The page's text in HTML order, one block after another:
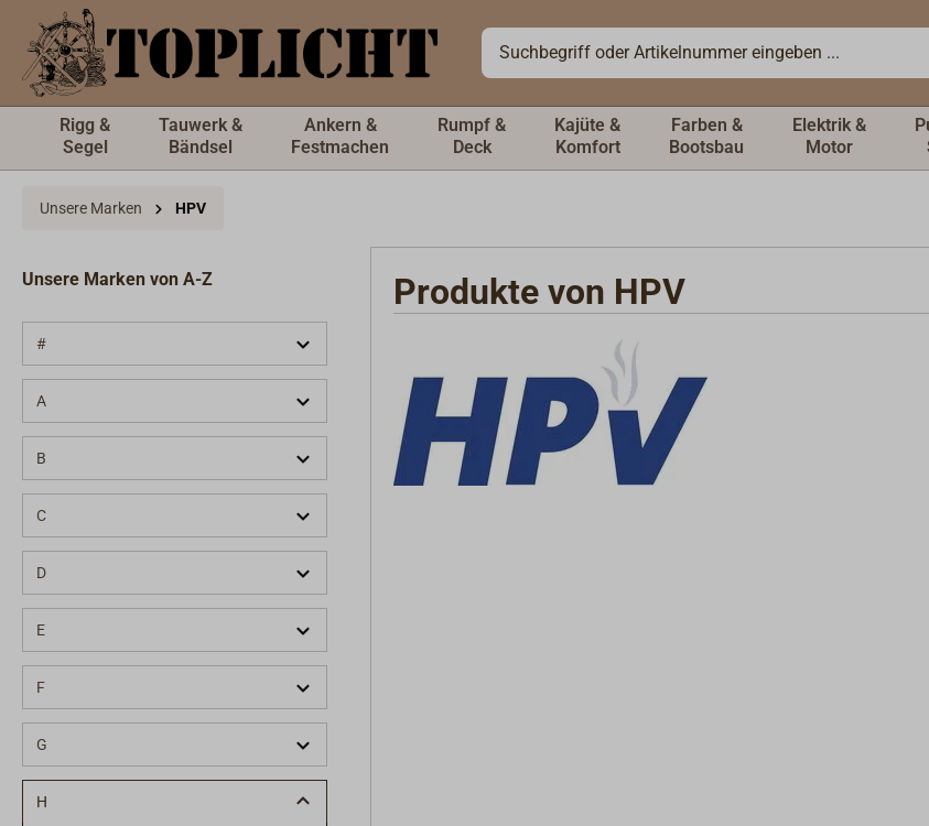
springen
Rigg &
Segel
Tauwerk &
Bändsel
Ankern &
Festmachen
Rumpf &
Deck
Kajüte &
Komfort
Farben &
Bootsbau
Elektrik &
Motor
Unsere Marken HPV
Unsere Marken von A-Z
#
A
B
C
D
E
F
G
H
Produkte von HPV